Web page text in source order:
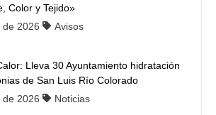
Color y Tejido»
2026
Avisos
Lleva 30 Ayuntamiento hidratación
de San Luis Río Colorado
2026
Noticias